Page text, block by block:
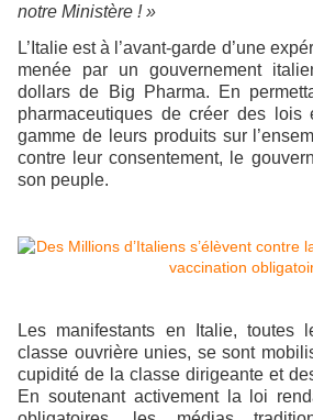
notre Ministère ! »
L’Italie est à l’avant-garde d’une
menée par un gouvernement
dollars de Big Pharma. En
pharmaceutiques de créer des lois
gamme de leurs produits sur
contre leur consentement, le
son peuple.
Les manifestants en Italie, toutes
classe ouvrière unies, se sont
cupidité de la classe dirigeante et
En soutenant activement la loi